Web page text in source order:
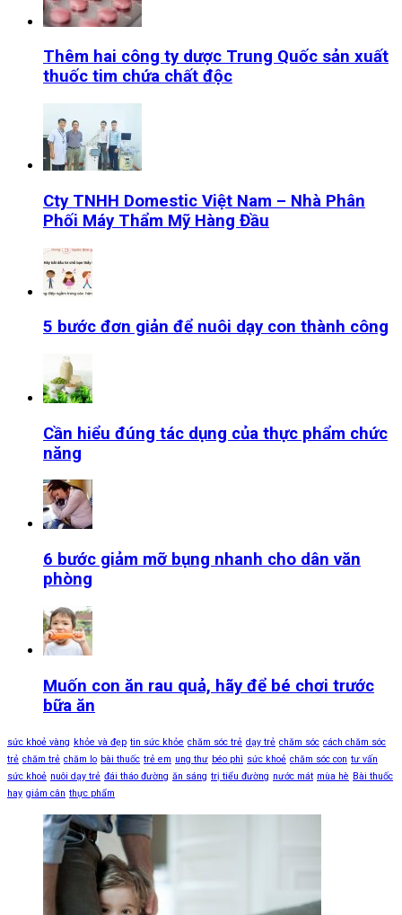
Thêm hai công ty dược Trung Quốc sản xuất
thuốc tim chứa chất độc
Cty TNHH Domestic Việt Nam – Nhà Phân
Phối Máy Thẩm Mỹ Hàng Đầu
5 bước đơn giản để nuôi dạy con thành công
Cần hiểu đúng tác dụng của thực phẩm chức
năng
6 bước giảm mỡ bụng nhanh cho dân văn
phòng
Muốn con ăn rau quả, hãy để bé chơi trước
bữa ăn
sức khoẻ vàng khỏe và đẹp tin sức khỏe chăm sóc trẻ dạy trẻ chăm sóc cách chăm sóc
trẻ chăm trẻ chăm lo bài thuốc trẻ em ung thư béo phì sức khoẻ chăm sóc con tư vấn
sức khoẻ nuôi dạy trẻ đái tháo đường ăn sáng trị tiểu đường nước mát mùa hè Bài thuốc
hay giảm cân thực phẩm